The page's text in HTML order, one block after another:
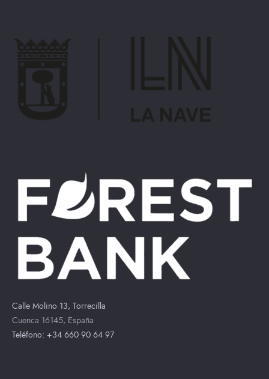
Calle Molino 13, Torrecilla
Cuenca 16145, España
Teléfono: +34 660 90 64 97